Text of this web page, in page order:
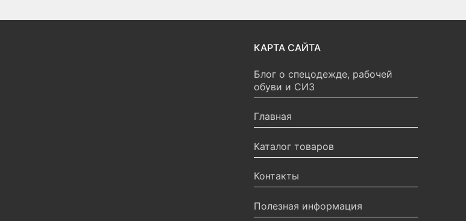
КАРТА САЙТА
Блог о спецодежде, рабочей
обуви и СИЗ
Главная
Каталог товаров
Контакты
Полезная информация